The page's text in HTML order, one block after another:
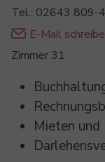
Tel.: 02643 809-
E-Mail
Zimmer 31
Mieten und